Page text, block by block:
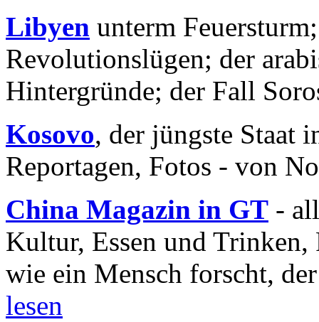
Libyen unterm
Revolutionslügen; der
Hintergründe; der Fall
Kosovo, der jüngste Staat
Reportagen, Fotos - von
China Magazin in GT -
Kultur, Essen und
wie ein Mensch forscht,
lesen